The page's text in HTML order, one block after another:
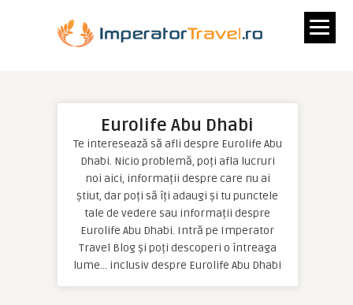
Eurolife Abu Dhabi
Te interesează să afli despre Eurolife Abu
Dhabi. Nicio problemă, poți afla lucruri
noi aici, informații despre care nu ai
știut, dar poți să îți adaugi și tu punctele
tale de vedere sau informații despre
Eurolife Abu Dhabi. Intră pe Imperator
Travel Blog și poți descoperi o întreaga
lume… inclusiv despre Eurolife Abu Dhabi